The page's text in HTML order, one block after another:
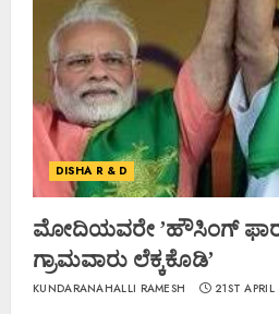
DISHA R & D
ಮೋದಿಯವರೇ ’ಹೌಸಿಂಗ್
ಗ್ರಾಮವಾರು ಲೆಕ್ಕಕೊಡಿ’
KUNDARANAHALLI RAMESH 21ST